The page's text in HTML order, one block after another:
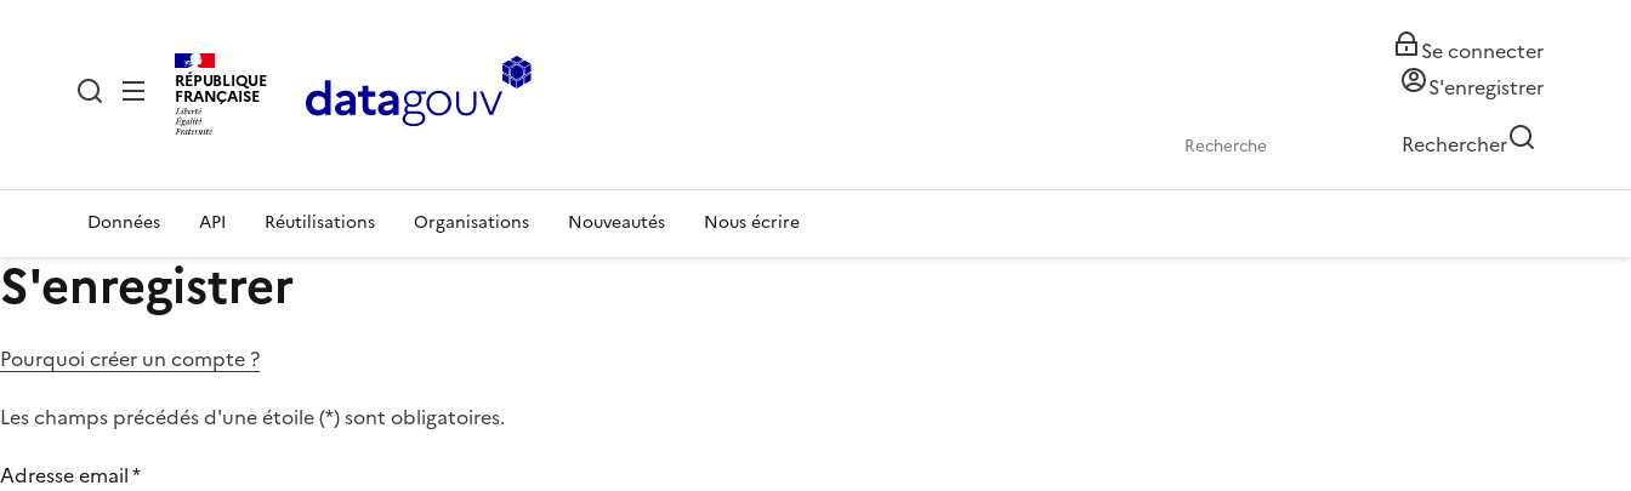
RÉPUBLIQUE
FRANÇAISE
Se connecter
S'enregistrer
Rechercher
Données API Réutilisations Organisations Nouveautés Nous écrire
S'enregistrer
Pourquoi créer un compte ?
Les champs précédés d'une étoile (*) sont obligatoires.
Adresse email*